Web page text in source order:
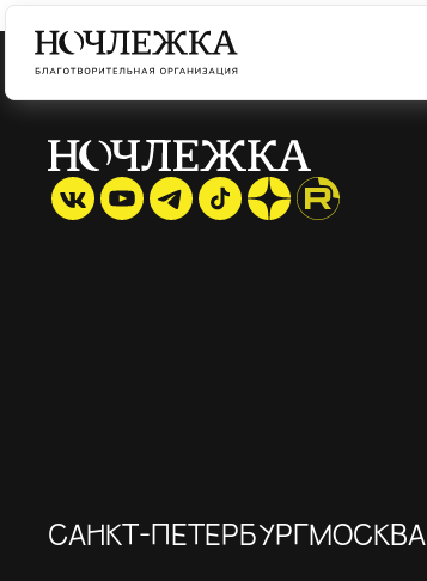
САНКТ-ПЕТЕРБУРГМОСКВА